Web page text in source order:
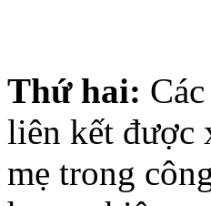
Thứ hai:
liên kết được
mẹ trong